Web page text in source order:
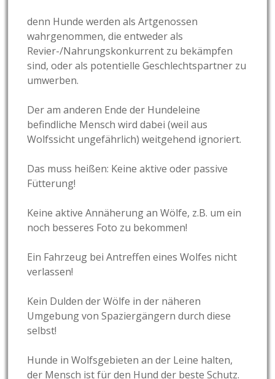
denn Hunde werden als Artgenossen
wahrgenommen, die entweder als
Revier-/Nahrungskonkurrent zu bekämpfen
sind, oder als potentielle Geschlechtspartner zu
umwerben.
Der am anderen Ende der Hundeleine
befindliche Mensch wird dabei (weil aus
Wolfssicht ungefährlich) weitgehend ignoriert.
Das muss heißen: Keine aktive oder passive
Fütterung!
Keine aktive Annäherung an Wölfe, z.B. um ein
noch besseres Foto zu bekommen!
Ein Fahrzeug bei Antreffen eines Wolfes nicht
verlassen!
Kein Dulden der Wölfe in der näheren
Umgebung von Spaziergängern durch diese
selbst!
Hunde in Wolfsgebieten an der Leine halten,
der Mensch ist für den Hund der beste Schutz.